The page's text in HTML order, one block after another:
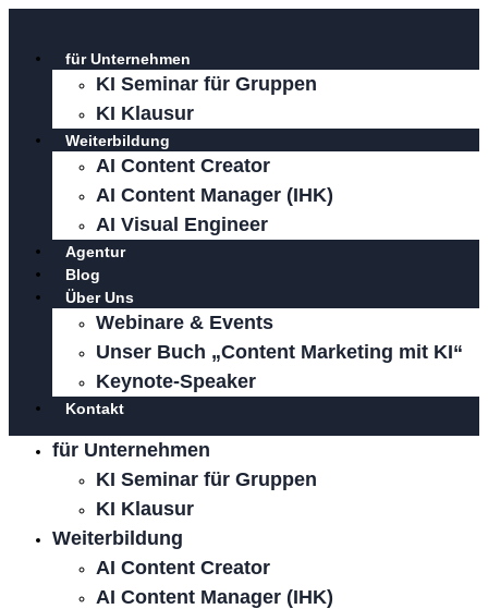
springen
für Unternehmen
KI Seminar für Gruppen
KI Klausur
Weiterbildung
AI Content Creator
AI Content Manager (IHK)
AI Visual Engineer
Agentur
Blog
Über Uns
Webinare & Events
Unser Buch „Content Marketing mit KI“
Keynote-Speaker
Kontakt
für Unternehmen
KI Seminar für Gruppen
KI Klausur
Weiterbildung
AI Content Creator
AI Content Manager (IHK)